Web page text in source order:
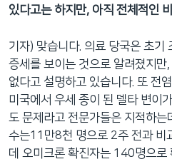
있다고는 하지만, 아직 전체적인
기자) 맞습니다. 의료 당국은 초기
증세를 보이는 것으로 알려졌지
없다고 설명하고 있습니다. 또 전
미국에서 우세 종이 된 델타 변이
도 문제라고 전문가들은 지적하
수는11만8천 명으로 2주 전과 비
데 오미크론 확진자는 140명으로